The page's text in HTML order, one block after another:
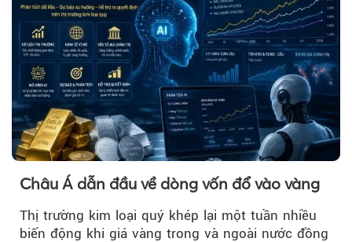
Châu Á dẫn đầu về dòng vốn đổ vào vàng
Thị trường kim loại quý khép lại một tuần nhiều
biến động khi giá vàng trong và ngoài nước đồng